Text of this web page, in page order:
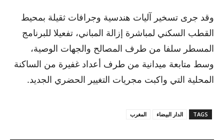
وقد جرى تسخير آليات هندسية وجرافات ثقيلة بمحيط
القطب السكني لمباشرة إزالة المباني، تفعيلا للبرنامج
المسطر سلفا من طرف المصالح والجهات الوصية،
وسط متابعة ميدانية من طرف أعداد غفيرة من الساكنة
المحلية التي واكبت مجريات التغيير الحضري الجديد.
TAGS الدار البيضاء المغرب